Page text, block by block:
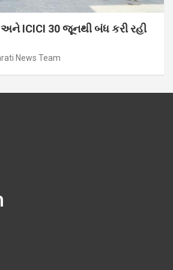
અને ICICI 30 જૂનથી બંધ કરી રહી
News Team